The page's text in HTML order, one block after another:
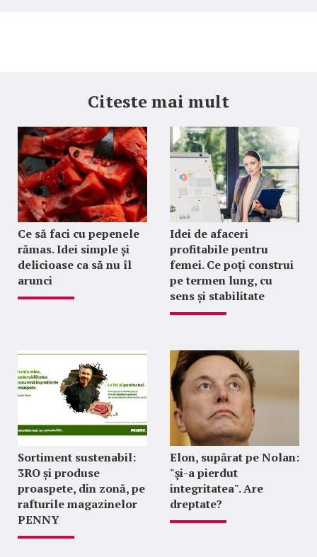
Citeste mai mult
Ce să faci cu pepenele
rămas. Idei simple și
delicioase ca să nu îl
arunci
Idei de afaceri
profitabile pentru
femei. Ce poți construi
pe termen lung, cu
sens și stabilitate
Sortiment sustenabil:
3RO și produse
proaspete, din zonă, pe
rafturile magazinelor
PENNY
Elon, supărat pe Nolan:
"şi-a pierdut
integritatea". Are
dreptate?